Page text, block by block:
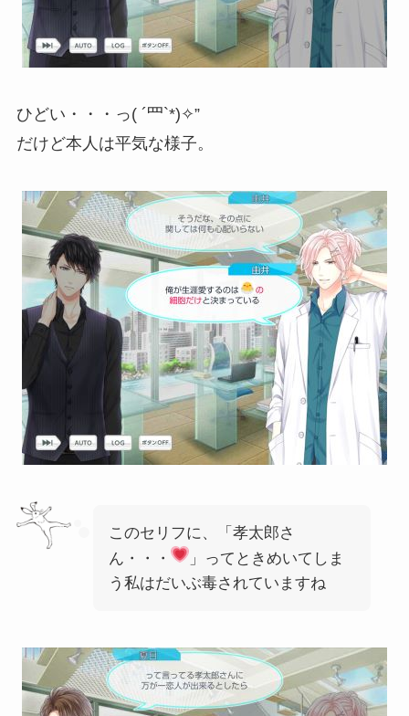
ひどい・・・っ( ´罒`*)✧”
だけど本人は平気な様子。
このセリフに、「孝太郎さ
ん・・・
」ってときめいてしま
う私はだいぶ毒されていますね